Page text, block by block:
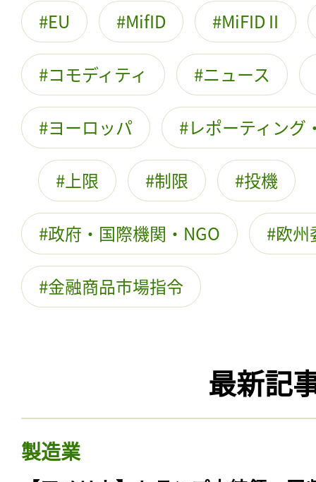
EU MifID MiFID II
コモディティ ニュース
ヨーロッパ レポーティング
上限 制限 投機
政府・国際機関・NGO 欧州
金融商品市場指令
最新記
製造業